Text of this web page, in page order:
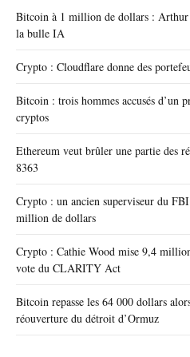
Bitcoin à 1 million de dollars : Arthur
la bulle IA
Crypto : Cloudflare donne des
Bitcoin : trois hommes accusés d’un
cryptos
Ethereum veut brûler une partie des
8363
Crypto : un ancien superviseur du
million de dollars
Crypto : Cathie Wood mise 9,4
vote du CLARITY Act
Bitcoin repasse les 64 000 dollars
réouverture du détroit d’Ormuz